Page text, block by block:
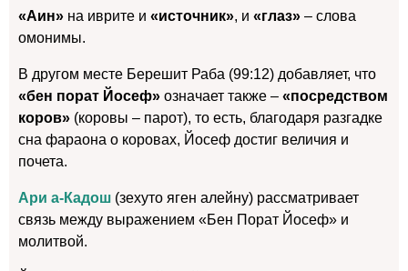
«Аин» на иврите и «источник», и «глаз» – слова
омонимы.
В другом месте Берешит Раба (99:12) добавляет, что
«бен порат Йосеф» означает также – «посредством
коров» (коровы – парот), то есть, благодаря разгадке
сна фараона о коровах, Йосеф достиг величия и
почета.
Ари а-Кадош (зехуто яген алейну) рассматривает
связь между выражением «Бен Порат Йосеф» и
молитвой.